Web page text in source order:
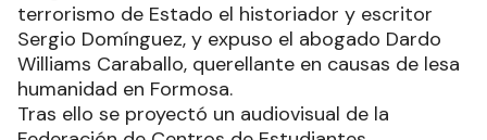
terrorismo de Estado el historiador y escritor
Sergio Domínguez, y expuso el abogado Dardo
Williams Caraballo, querellante en causas de lesa
humanidad en Formosa.
Tras ello se proyectó un audiovisual de la